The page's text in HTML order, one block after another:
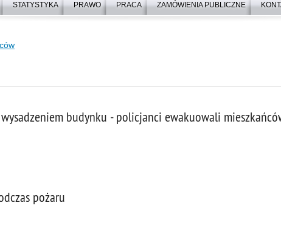
STATYSTYKA PRAWO PRACA ZAMÓWIENIA PUBLICZNE
budynku - policjanci ewakuowali
pożaru